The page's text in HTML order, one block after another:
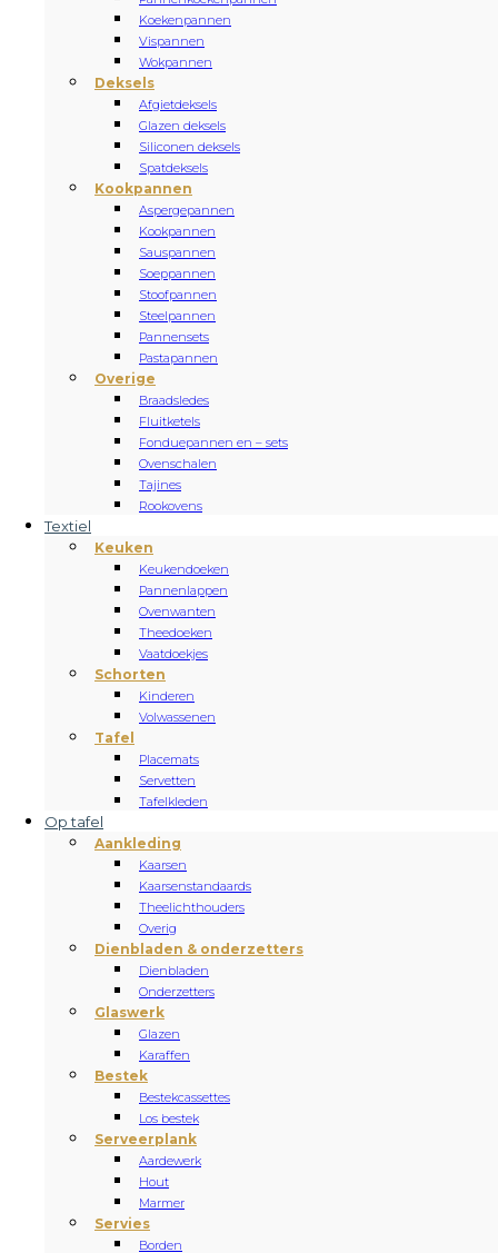
Koekenpannen
Vispannen
Wokpannen
Deksels
Afgietdeksels
Glazen deksels
Siliconen deksels
Spatdeksels
Kookpannen
Aspergepannen
Kookpannen
Sauspannen
Soeppannen
Stoofpannen
Steelpannen
Pannensets
Pastapannen
Overige
Braadsledes
Fluitketels
Fonduepannen en – sets
Ovenschalen
Tajines
Rookovens
Textiel
Keuken
Keukendoeken
Pannenlappen
Ovenwanten
Theedoeken
Vaatdoekjes
Schorten
Kinderen
Volwassenen
Tafel
Placemats
Servetten
Tafelkleden
Op tafel
Aankleding
Kaarsen
Kaarsenstandaards
Theelichthouders
Overig
Dienbladen & onderzetters
Dienbladen
Onderzetters
Glaswerk
Glazen
Karaffen
Bestek
Bestekcassettes
Los bestek
Serveerplank
Aardewerk
Hout
Marmer
Servies
Borden